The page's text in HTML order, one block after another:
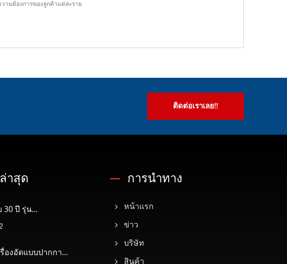
ามต้องการของลูกค้าแต่ละราย
ติดต่อเราเลย!!
าสุด
30 ปี รุ่น...
องอัดแบบปากกา...
การนำทาง
หน้าแรก
ข่าว
บริษัท
สินค้า